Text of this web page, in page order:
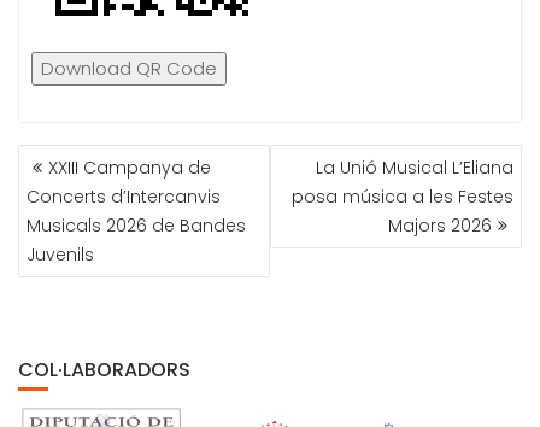
Download QR Code
NAVEGACIÓN
DE
ENTRADAS
XXIII Campanya de
Concerts d’Intercanvis
Musicals 2026 de Bandes
Juvenils
La Unió Musical L’Eliana
posa música a les Festes
Majors 2026
COL·LABORADORS